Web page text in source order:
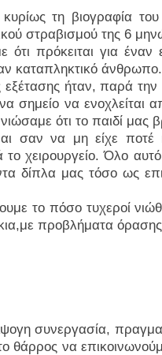
κυρίως τη βιογραφία
στραβισμού της 6
πρόκειται για
καταπληκτικό άνθρωπο.
ήταν, παρά την
σημείο να ενοχλείται
ότι το παιδί μας
σαν να μη είχε ποτέ
χειρουργείο. Όλο
δίπλα μας τόσο ως
το πόσο τυχεροί
προβλήματα
συνεργασία,
θάρρος να